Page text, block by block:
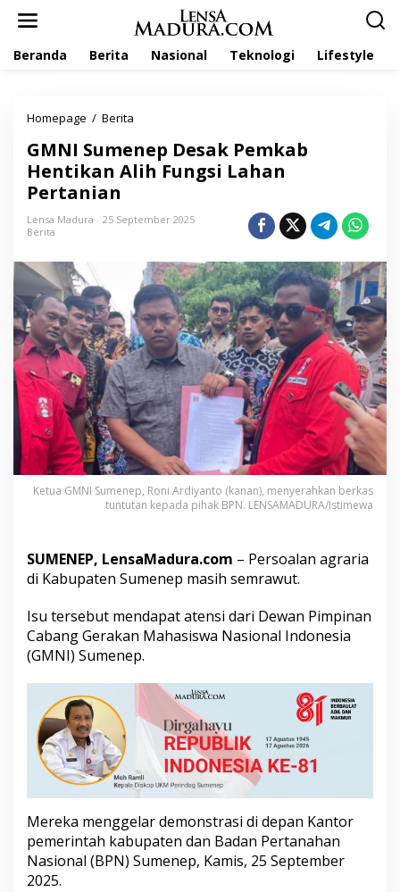
Beranda Berita Nasional Teknologi Lifestyle
Homepage / Berita
N
I
S
m
D
e
s
a
k
P
e
m
k
a
b
H
e
n
a
n
l
i
F
u
n
g
a
h
n
P
e
GMNI Sumenep Desak Pemkab
Hentikan Alih Fungsi Lahan
Pertanian
Lensa Madura
25 September 2025
Berita
Ketua GMNI Sumenep, Roni Ardiyanto (kanan), menyerahkan berkas
tuntutan kepada pihak BPN. LENSAMADURA/Istimewa
SUMENEP, LensaMadura.com – Persoalan agraria
di Kabupaten Sumenep masih semrawut.
Isu tersebut mendapat atensi dari Dewan Pimpinan
Cabang Gerakan Mahasiswa Nasional Indonesia
(GMNI) Sumenep.
Mereka menggelar demonstrasi di depan Kantor
pemerintah kabupaten dan Badan Pertanahan
Nasional (BPN) Sumenep, Kamis, 25 September
2025.